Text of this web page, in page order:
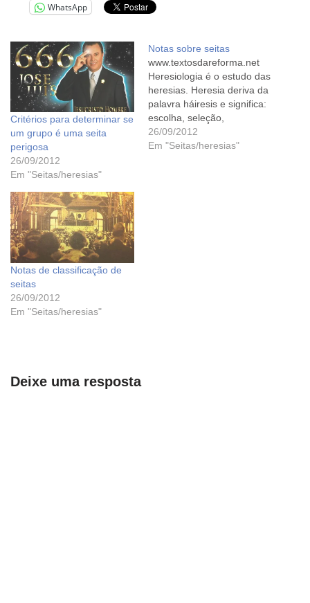
WhatsApp
Critérios para determinar se
um grupo é uma seita
perigosa
26/09/2012
Em "Seitas/heresias"
Notas sobre seitas
www.textosdareforma.net
Heresiologia é o estudo das
heresias. Heresia deriva da
palavra háiresis e significa:
escolha, seleção,
preferência. Daí surgiu a
palavra seita (latim secta –
26/09/2012
Em "Seitas/heresias"
Notas de classificação de
seitas
26/09/2012
Em "Seitas/heresias"
Deixe uma resposta